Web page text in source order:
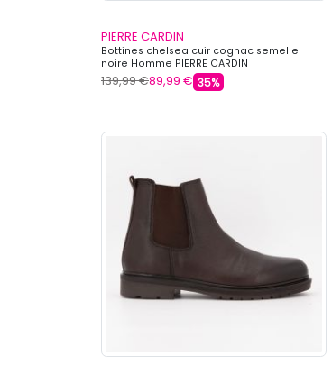
PIERRE CARDIN
Bottines chelsea cuir cognac semelle
noire Homme PIERRE CARDIN
139,99 €89,99 € 35%